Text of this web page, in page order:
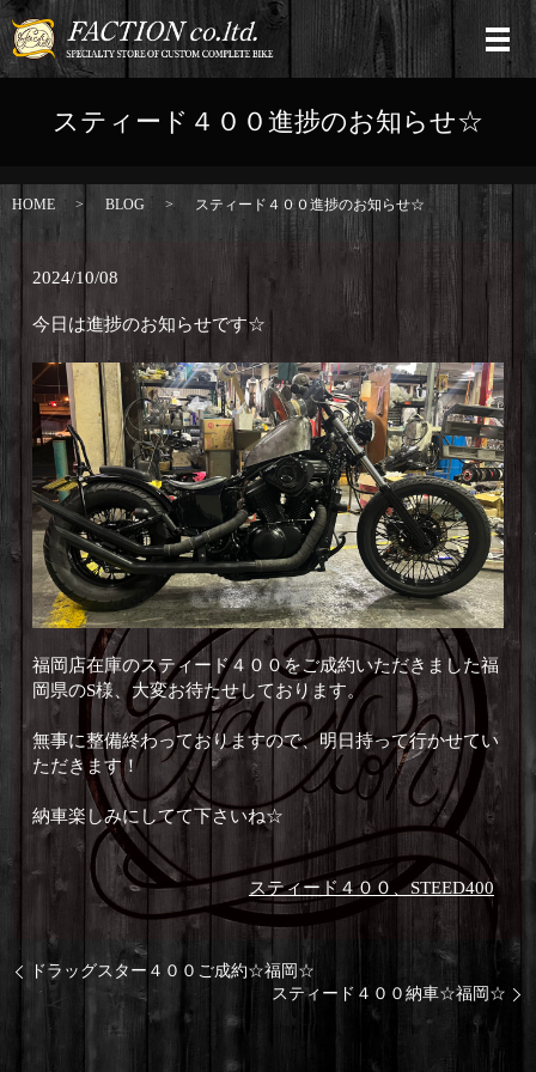
スティード４００進捗のお知らせ☆
HOME BLOG スティード４００進捗のお知らせ☆
2024/10/08
今日は進捗のお知らせです☆
福岡店在庫のスティード４００をご成約いただきました福
岡県のS様、大変お待たせしております。
無事に整備終わっておりますので、明日持って行かせてい
ただきます！
納車楽しみにしてて下さいね☆
スティード４００、STEED400
ドラッグスター４００ご成約☆福岡☆
スティード４００納車☆福岡☆